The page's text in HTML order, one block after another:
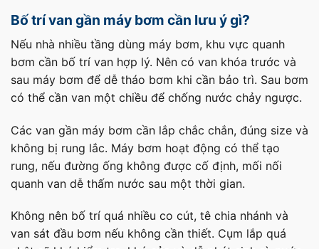
Bố trí van gần máy bơm cần lưu ý gì?
Nếu nhà nhiều tầng dùng máy bơm, khu vực quanh
bơm cần bố trí van hợp lý. Nên có van khóa trước và
sau máy bơm để dễ tháo bơm khi cần bảo trì. Sau bơm
có thể cần van một chiều để chống nước chảy ngược.
Các van gần máy bơm cần lắp chắc chắn, đúng size và
không bị rung lắc. Máy bơm hoạt động có thể tạo
rung, nếu đường ống không được cố định, mối nối
quanh van dễ thấm nước sau một thời gian.
Không nên bố trí quá nhiều co cút, tê chia nhánh và
van sát đầu bơm nếu không cần thiết. Cụm lắp quá